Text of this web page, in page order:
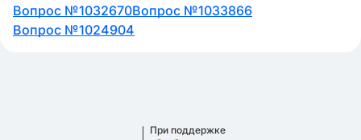
Вопрос №1032670Вопрос №1033866
Вопрос №1024904
При поддержке